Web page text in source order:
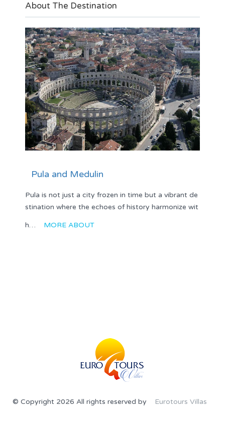
About The Destination
Pula and Medulin
Pula is not just a city frozen in time but a vibrant de
stination where the echoes of history harmonize wit
h… MORE ABOUT
© Copyright 2026 All rights reserved by Eurotours Villas